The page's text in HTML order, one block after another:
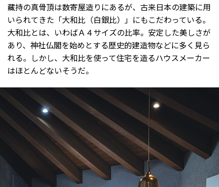
藏持の真骨頂は数寄屋造りにあるが、古来日本の建築に用
いられてきた「大和比（白銀比）」にもこだわっている。
大和比とは、いわばＡ４サイズの比率。安定した美しさが
あり、神社仏閣を始めとする歴史的建造物などに多く見ら
れる。しかし、大和比を使って住宅を造るハウスメーカー
はほとんどないそうだ。